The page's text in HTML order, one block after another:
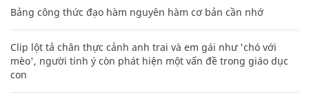
Bảng công thức đạo hàm nguyên hàm cơ bản cần nhớ
Clip lột tả chân thực cảnh anh trai và em gái như 'chó với
mèo', người tinh ý còn phát hiện một vấn đề trong giáo dục
con